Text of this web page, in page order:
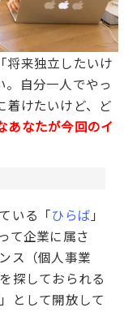
将来独立したいけ
。自分一人でやっ
着けたいけど、ど
あなたが今回のイ
いる「ひらば 」
て企業に属さ
ス（個人事業
探しておられる
として開放して